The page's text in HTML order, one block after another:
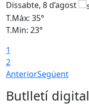
Dissabte, 8 d’agost
T.Màx: 35°
T.Min: 23°
1
2
AnteriorSegüent
Butlletí digital